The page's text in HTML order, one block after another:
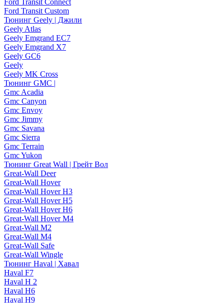
Ford Transit Connect
Ford Transit Custom
Тюнинг Geely | Джили
Geely Atlas
Geely Emgrand EC7
Geely Emgrand X7
Geely GC6
Geely
Geely MK Cross
Тюнинг GMC |
Gmc Acadia
Gmc Canyon
Gmc Envoy
Gmc Jimmy
Gmc Savana
Gmc Sierra
Gmc Terrain
Gmc Yukon
Тюнинг Great Wall | Грейт Вол
Great-Wall Deer
Great-Wall Hover
Great-Wall Hover H3
Great-Wall Hover H5
Great-Wall Hover H6
Great-Wall Hover M4
Great-Wall M2
Great-Wall M4
Great-Wall Safe
Great-Wall Wingle
Тюнинг Haval | Хавал
Haval F7
Haval H 2
Haval H6
Haval H9